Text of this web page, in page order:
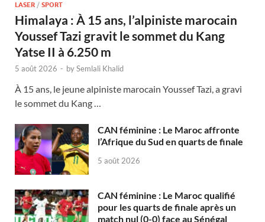
LASER / SPORT
Himalaya : À 15 ans, l’alpiniste marocain
Youssef Tazi gravit le sommet du Kang
Yatse II à 6.250 m
5 août 2026 - bySemlali Khalid
À 15 ans, le jeune alpiniste marocain Youssef Tazi, a gravi
le sommet du Kang …
CAN féminine : Le Maroc affronte
l’Afrique du Sud en quarts de finale
5 août 2026
CAN féminine : Le Maroc qualifié
pour les quarts de finale après un
match nul (0-0) face au Sénégal